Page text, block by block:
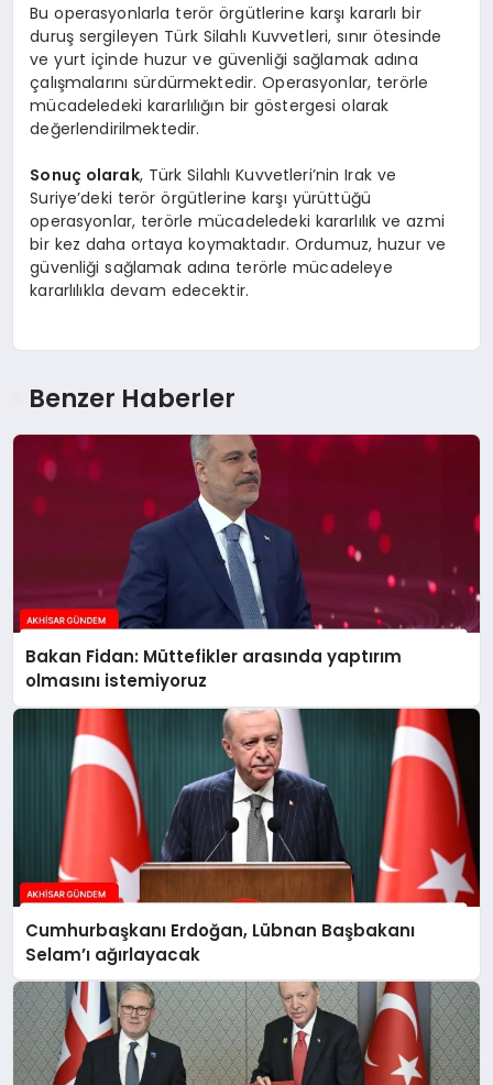
Bu operasyonlarla terör örgütlerine karşı kararlı bir
duruş sergileyen Türk Silahlı Kuvvetleri, sınır ötesinde
ve yurt içinde huzur ve güvenliği sağlamak adına
çalışmalarını sürdürmektedir. Operasyonlar, terörle
mücadeledeki kararlılığın bir göstergesi olarak
değerlendirilmektedir.
Sonuç olarak, Türk Silahlı Kuvvetleri’nin Irak ve
Suriye’deki terör örgütlerine karşı yürüttüğü
operasyonlar, terörle mücadeledeki kararlılık ve azmi
bir kez daha ortaya koymaktadır. Ordumuz, huzur ve
güvenliği sağlamak adına terörle mücadeleye
kararlılıkla devam edecektir.
Benzer Haberler
Bakan Fidan: Müttefikler arasında yaptırım
olmasını istemiyoruz
Cumhurbaşkanı Erdoğan, Lübnan Başbakanı
Selam’ı ağırlayacak